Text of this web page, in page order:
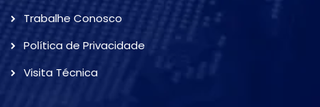
Trabalhe Conosco
Política de Privacidade
Visita Técnica